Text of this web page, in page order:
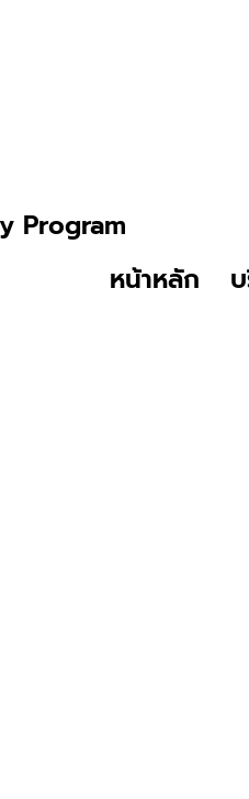
Program
หน้าหลัก